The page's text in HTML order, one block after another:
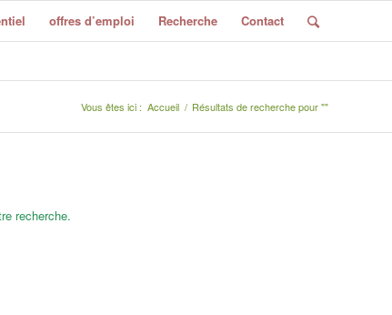
offres d’emploi Recherche Contact
Vous êtes ici : Accueil / Résultats de recherche pour ""
recherche.